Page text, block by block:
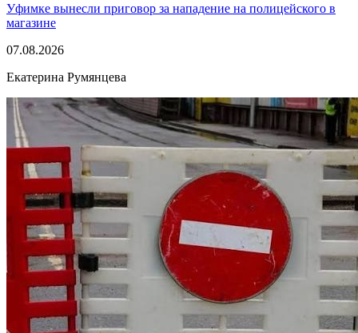
Уфимке вынесли приговор за нападение на полицейского в
магазине
07.08.2026
Екатерина Румянцева